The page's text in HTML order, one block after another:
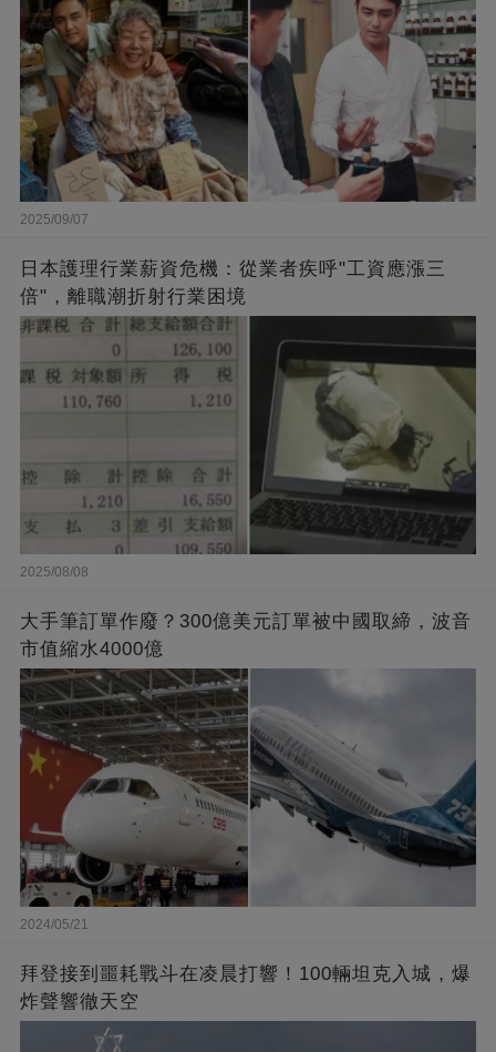
2025/09/07
日本護理行業薪資危機：從業者疾呼"工資應漲三
倍"，離職潮折射行業困境
2025/08/08
大手筆訂單作廢？300億美元訂單被中國取締，波音
市值縮水4000億
2024/05/21
拜登接到噩耗戰斗在凌晨打響！100輛坦克入城，爆
炸聲響徹天空